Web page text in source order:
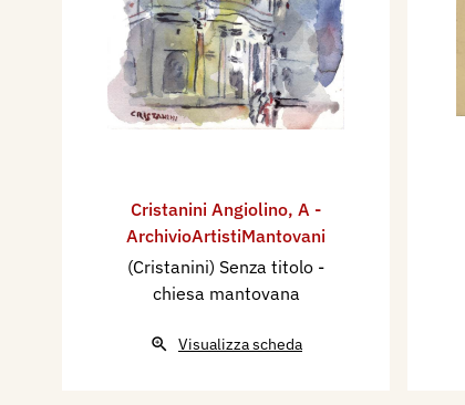
Cristanini Angiolino, A -
ArchivioArtistiMantovani
(Cristanini) Senza titolo -
chiesa mantovana
Visualizza scheda